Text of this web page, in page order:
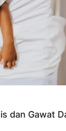
dan Gawat